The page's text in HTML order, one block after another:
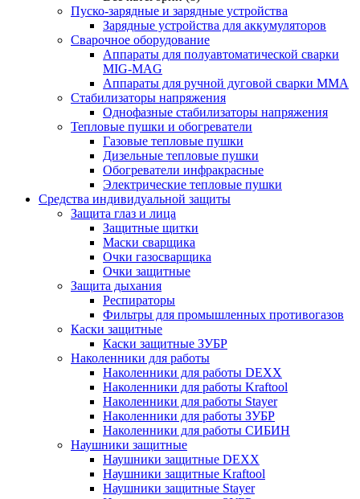
Пуско-зарядные и зарядные устройства
Зарядные устройства для аккумуляторов
Сварочное оборудование
Аппараты для полуавтоматической сварки
MIG-MAG
Аппараты для ручной дуговой сварки MMA
Стабилизаторы напряжения
Однофазные стабилизаторы напряжения
Тепловые пушки и обогреватели
Газовые тепловые пушки
Дизельные тепловые пушки
Обогреватели инфракрасные
Электрические тепловые пушки
Средства индивидуальной защиты
Защита глаз и лица
Защитные щитки
Маски сварщика
Очки газосварщика
Очки защитные
Защита дыхания
Респираторы
Фильтры для промышленных противогазов
Каски защитные
Каски защитные ЗУБР
Наколенники для работы
Наколенники для работы DEXX
Наколенники для работы Kraftool
Наколенники для работы Stayer
Наколенники для работы ЗУБР
Наколенники для работы СИБИН
Наушники защитные
Наушники защитные DEXX
Наушники защитные Kraftool
Наушники защитные Stayer